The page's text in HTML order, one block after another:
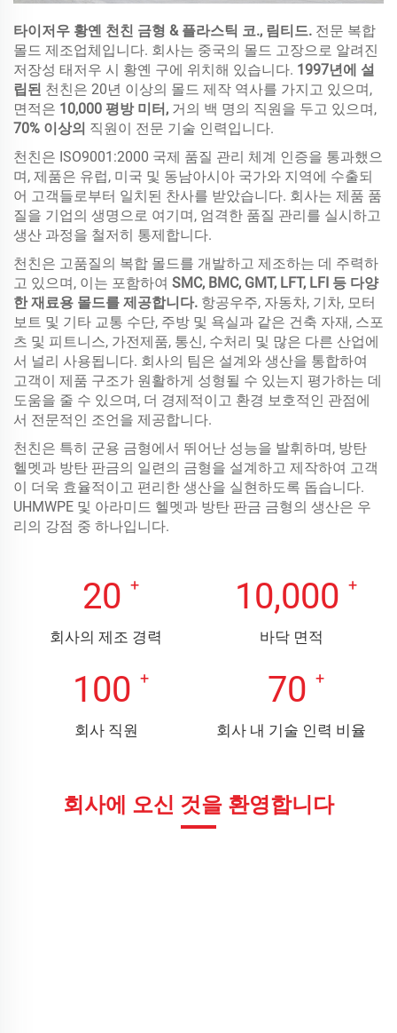
타이저우 황옌 천친 금형 & 플라스틱 코., 림티드. 전문 복합
몰드 제조업체입니다. 회사는 중국의 몰드 고장으로 알려진
저장성 태저우 시 황옌 구에 위치해 있습니다. 1997년에 설
립된 천친은 20년 이상의 몰드 제작 역사를 가지고 있으며,
면적은 10,000 평방 미터, 거의 백 명의 직원을 두고 있으며,
70% 이상의 직원이 전문 기술 인력입니다.
천친은 ISO9001:2000 국제 품질 관리 체계 인증을 통과했으
며, 제품은 유럽, 미국 및 동남아시아 국가와 지역에 수출되
어 고객들로부터 일치된 찬사를 받았습니다. 회사는 제품 품
질을 기업의 생명으로 여기며, 엄격한 품질 관리를 실시하고
생산 과정을 철저히 통제합니다.
천친은 고품질의 복합 몰드를 개발하고 제조하는 데 주력하
고 있으며, 이는 포함하여 SMC, BMC, GMT, LFT, LFI 등 다양
한 재료용 몰드를 제공합니다. 항공우주, 자동차, 기차, 모터
보트 및 기타 교통 수단, 주방 및 욕실과 같은 건축 자재, 스포
츠 및 피트니스, 가전제품, 통신, 수처리 및 많은 다른 산업에
서 널리 사용됩니다. 회사의 팀은 설계와 생산을 통합하여
고객이 제품 구조가 원활하게 성형될 수 있는지 평가하는 데
도움을 줄 수 있으며, 더 경제적이고 환경 보호적인 관점에
서 전문적인 조언을 제공합니다.
천친은 특히 군용 금형에서 뛰어난 성능을 발휘하며, 방탄
헬멧과 방탄 판금의 일련의 금형을 설계하고 제작하여 고객
이 더욱 효율적이고 편리한 생산을 실현하도록 돕습니다.
UHMWPE 및 아라미드 헬멧과 방탄 판금 금형의 생산은 우
리의 강점 중 하나입니다.
20
회사의 제조 경력
10,000
바닥 면적
100
회사 직원
70
회사 내 기술 인력 비율
회사에 오신 것을 환영합니다